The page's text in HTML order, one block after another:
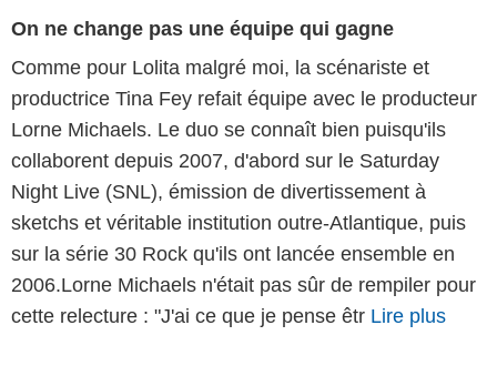
On ne change pas une équipe qui gagne
Comme pour Lolita malgré moi, la scénariste et
productrice Tina Fey refait équipe avec le producteur
Lorne Michaels. Le duo se connaît bien puisqu'ils
collaborent depuis 2007, d'abord sur le Saturday
Night Live (SNL), émission de divertissement à
sketchs et véritable institution outre-Atlantique, puis
sur la série 30 Rock qu'ils ont lancée ensemble en
2006.Lorne Michaels n'était pas sûr de rempiler pour
cette relecture : "J'ai ce que je pense êtr Lire plus